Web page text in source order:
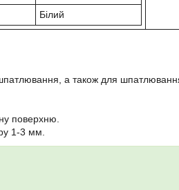
Білий
а також для
поверхню.
1-3 мм.